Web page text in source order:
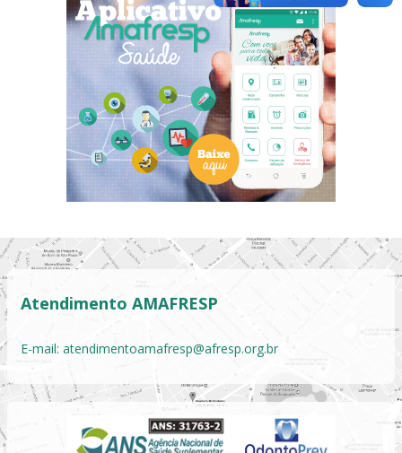
Atendimento AMAFRESP
E-mail: atendimentoamafresp@afresp.org.br